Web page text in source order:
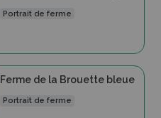
Portrait de ferme
Ferme de la Brouette bleue
Portrait de ferme